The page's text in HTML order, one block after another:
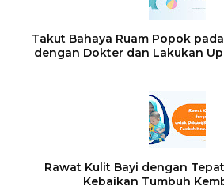
Takut Bahaya Ruam Popok
dengan Dokter dan Lakukan
Rawat Kulit Bayi dengan
Kebaikan Tumbuh